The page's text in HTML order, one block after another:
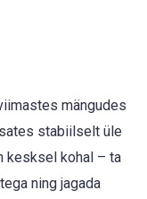
mängudes
stabiilselt üle
kesksel kohal – ta
ning jagada